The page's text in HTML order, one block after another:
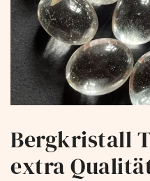
Bergkristall
extra